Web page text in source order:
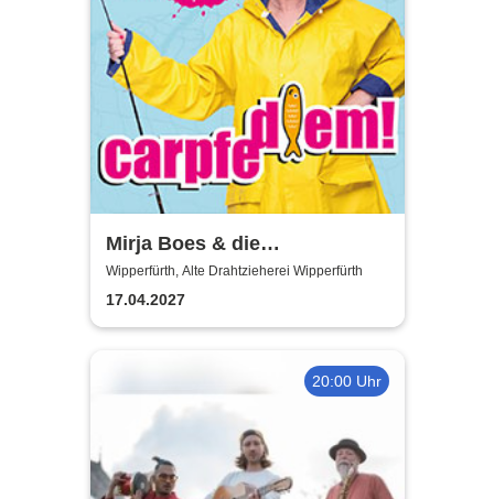
Mirja Boes & die
HonkeyDonkeys - carpfe
diem!
Wipperfürth, Alte Drahtzieherei Wipperfürth
17.04.2027
20:00 Uhr